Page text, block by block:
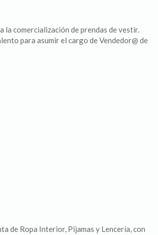
la comercialización de prendas de vestir.
para asumir el cargo de Vendedor@ de
de Ropa Interior, Pijamas y Lencería, con